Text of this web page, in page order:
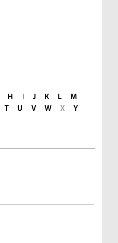
H I J K L
M
T U V W X
Y